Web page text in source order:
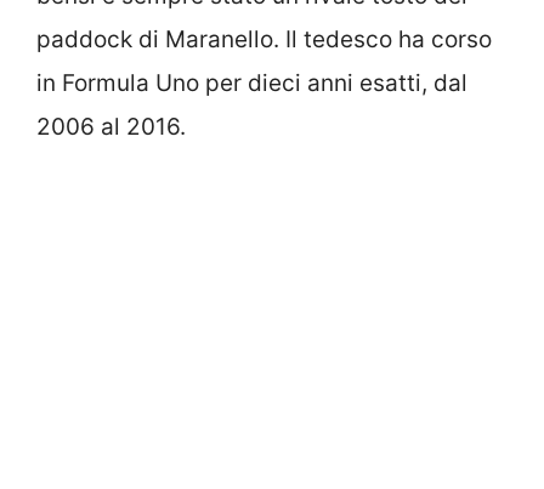
paddock di Maranello. Il tedesco ha corso
in Formula Uno per dieci anni esatti, dal
2006 al 2016.